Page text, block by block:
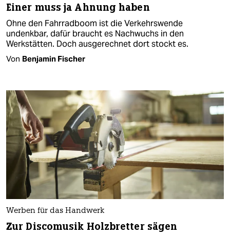
Einer muss ja Ahnung haben
Ohne den Fahrradboom ist die Verkehrswende
undenkbar, dafür braucht es Nachwuchs in den
Werkstätten. Doch ausgerechnet dort stockt es.
Von Benjamin Fischer
Werben für das Handwerk
Zur Discomusik Holzbretter sägen